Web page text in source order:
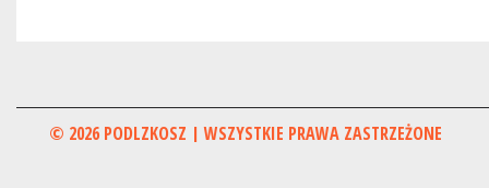
© 2026 PODLZKOSZ | WSZYSTKIE PRAWA ZASTRZEŻONE